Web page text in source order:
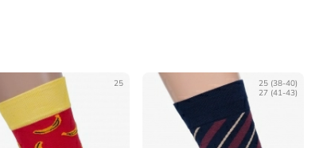
25
25 (38-40)
27 (41-43)